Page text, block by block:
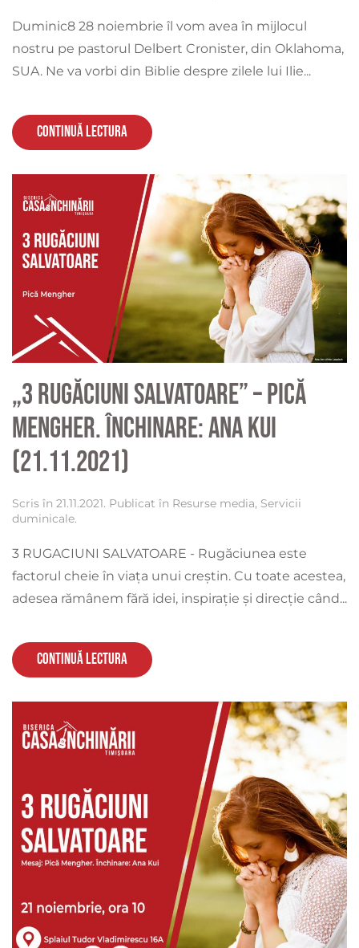
Duminic8 28 noiembrie îl vom avea în mijlocul
nostru pe pastorul Delbert Cronister, din Oklahoma,
SUA. Ne va vorbi din Biblie despre zilele lui Ilie...
Continuă lectura
„3 rugăciuni salvatoare” – Pică
Mengher. Închinare: Ana Kui
(21.11.2021)
Scris în 21.11.2021. Publicat în Resurse media, Servicii
duminicale.
3 RUGACIUNI SALVATOARE - Rugăciunea este
factorul cheie în viața unui creștin. Cu toate acestea,
adesea rămânem fără idei, inspirație și direcție când...
Continuă lectura